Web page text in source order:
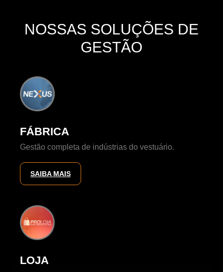
NOSSAS SOLUÇÕES DE
GESTÃO
FÁBRICA
Gestão completa de indústrias do vestuário.
SAIBA MAIS
LOJA